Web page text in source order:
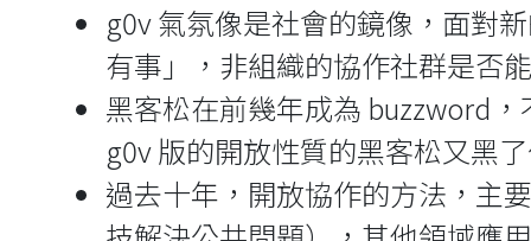
g0v 氣氛像是社會的鏡像，面對
有事」，非組織的協作社群是否
黑客松在前幾年成為 buzzword
g0v 版的開放性質的黑客松又黑
過去十年，開放協作的方法，主